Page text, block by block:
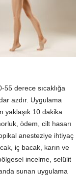
55 derece sıcaklığa
azdır. Uygulama
yaklaşık 10 dakika
ödem, cilt hasarı
anesteziye ihtiyaç
iç bacak, karın ve
incelme, selülit
sunan uygulama